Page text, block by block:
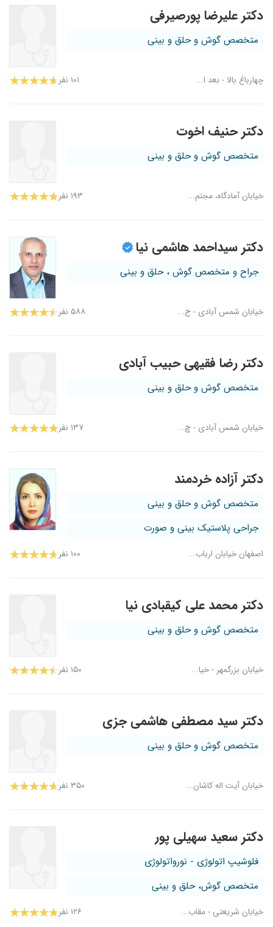
دکتر علیرضا پورصیرفی
متخصص گوش و حلق و بینی
چهارباغ بالا - بعد ا... ۱۰۱ نفر
دکتر حنیف اخوت
متخصص گوش و حلق و بینی
خیابان آمادگاه، مجتم... ۱۹۳ نفر
دکتر سیداحمد هاشمی نیا
جراح و متخصص گوش ، حلق و بینی
خیابان شمس آبادی - ج... ۵۸۸ نفر
دکتر رضا فقیهی حبیب آبادی
متخصص گوش و حلق و بینی
خیابان شمس آبادی - چ... ۱۳۷ نفر
دکتر آزاده خردمند
متخصص گوش و حلق و بینی
جراحی پلاستیک بینی و صورت
اصفهان خیابان ارباب... ۱۰۰ نفر
دکتر محمد علی کیقبادی نیا
متخصص گوش و حلق و بینی
خیابان بزرگمهر - خیا... ۱۵۰ نفر
دکتر سید مصطفی هاشمی جزی
متخصص گوش و حلق و بینی
خیابان آیت اله کاشان... ۳۵۰ نفر
دکتر سعید سهیلی پور
فلوشیپ اتولوژی - نورواتولوژی
متخصص گوش، حلق و بینی
خیابان شریعتی - مقاب... ۱۲۶ نفر